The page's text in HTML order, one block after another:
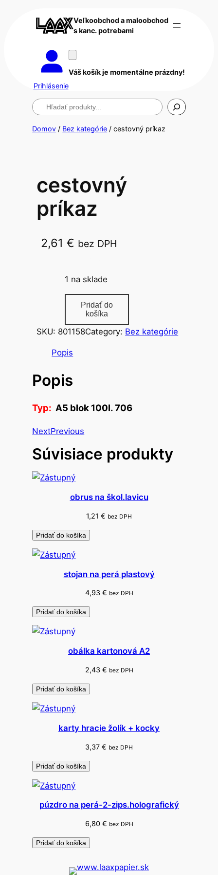
Veľkoobchod a maloobchod
s kanc. potrebami
Prihlásenie
Váš košík je momentálne prázdny!
Hľadanie
Domov / Bez kategórie / cestovný príkaz
cestovný
príkaz
2,61€ bez DPH
1 na sklade
o
ž
s
v
o
e
s
o
n
í
k
a
Pridať do
košíka
SKU: 801158Category: Bez kategórie
Popis
Popis
Typ: A5 blok 100l. 706
NextPrevious
Súvisiace produkty
obrus na škol.lavicu
1,21 € bez DPH
Pridať do košíka
stojan na perá plastový
4,93 € bez DPH
Pridať do košíka
obálka kartonová A2
2,43 € bez DPH
Pridať do košíka
karty hracie žolík + kocky
3,37 € bez DPH
Pridať do košíka
púzdro na perá-2-zips.holografický
6,80 € bez DPH
Pridať do košíka